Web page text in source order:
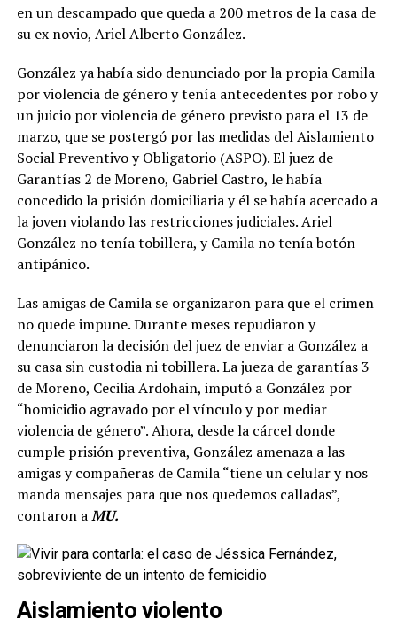
en un descampado que queda a 200 metros de la casa de
su ex novio, Ariel Alberto González.
González ya había sido denunciado por la propia Camila
por violencia de género y tenía antecedentes por robo y
un juicio por violencia de género previsto para el 13 de
marzo, que se postergó por las medidas del Aislamiento
Social Preventivo y Obligatorio (ASPO). El juez de
Garantías 2 de Moreno, Gabriel Castro, le había
concedido la prisión domiciliaria y él se había acercado a
la joven violando las restricciones judiciales. Ariel
González no tenía tobillera, y Camila no tenía botón
antipánico.
Las amigas de Camila se organizaron para que el crimen
no quede impune. Durante meses repudiaron y
denunciaron la decisión del juez de enviar a González a
su casa sin custodia ni tobillera. La jueza de garantías 3
de Moreno, Cecilia Ardohain, imputó a González por
“homicidio agravado por el vínculo y por mediar
violencia de género”. Ahora, desde la cárcel donde
cumple prisión preventiva, González amenaza a las
amigas y compañeras de Camila “tiene un celular y nos
manda mensajes para que nos quedemos calladas”,
contaron aMU.
Aislamiento violento